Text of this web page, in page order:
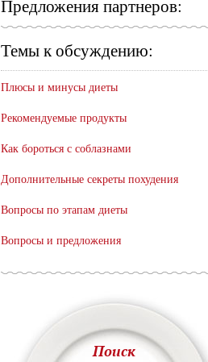
Предложения партнеров:
Темы к обсуждению:
Плюсы и минусы диеты
Рекомендуемые продукты
Как бороться с соблазнами
Дополнительные секреты похудения
Вопросы по этапам диеты
Вопросы и предложения
Поиск